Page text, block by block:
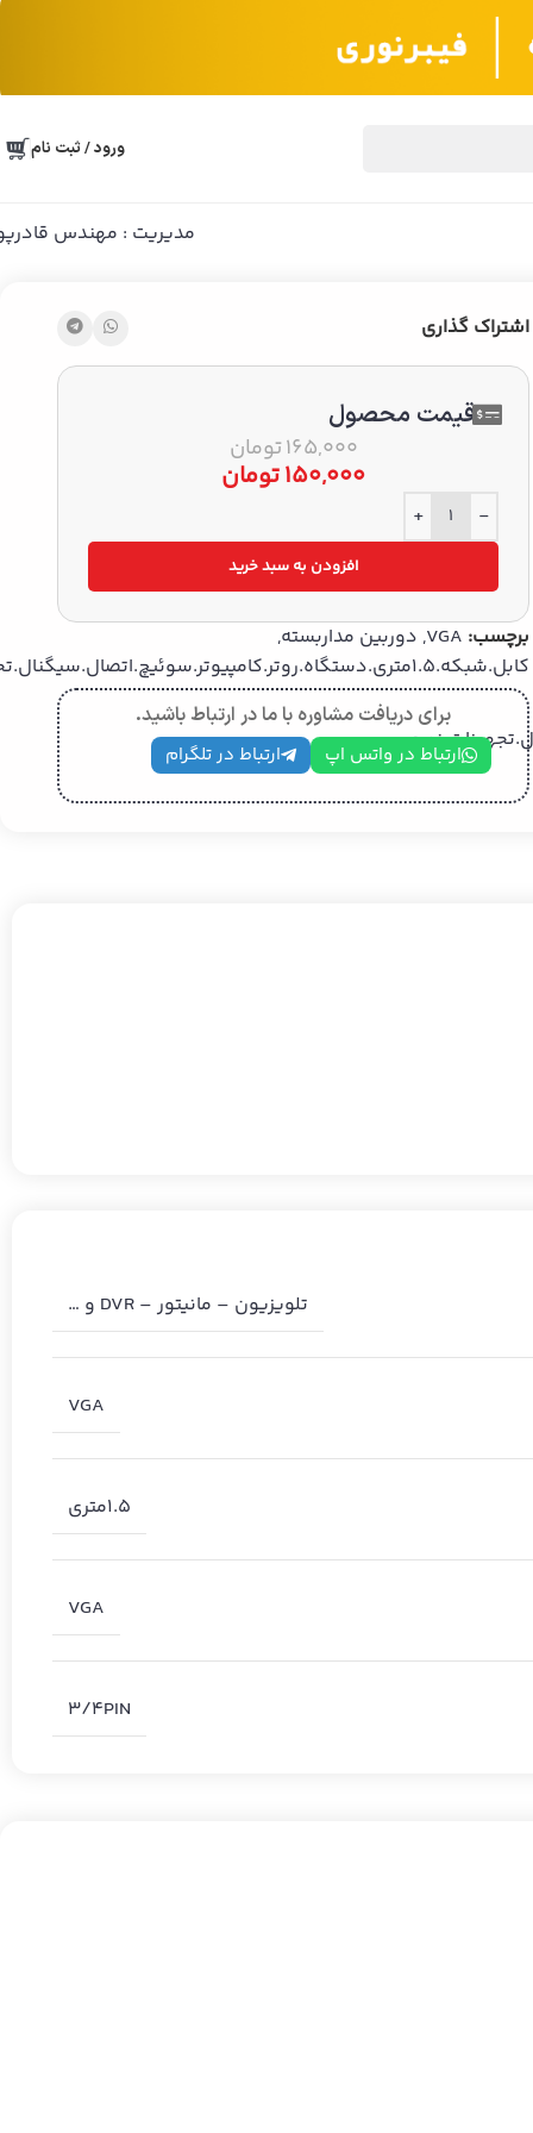
ورود / ثبت نام
مدیریت : مهندس
اشتراک گذاری
قیمت محصول
165,000تومان
150,000تومان
-
+
افزودن به سبد خرید
برچسب: VGA
, دوربین مداربسته,
کابل.شبکه.1.5متری.دستگاه.روتر.کامپیوتر.سوئیچ.اتصال.سیگنال.تجهیزات.نوری.
برای دریافت مشاوره با ما در ارتباط باشید.
ارتباط در واتس اپ ارتباط در تلگرام
تلویزیون – مانیتور – DVR و …
VGA
1.5متری
VGA
3/4PIN